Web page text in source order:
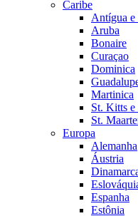
Caribe
Antígua e
Aruba
Bonaire
Curaçao
Dominica
Martinica
St. Kitts e
St.
Europa
Alemanha
Áustria
Espanha
Estônia